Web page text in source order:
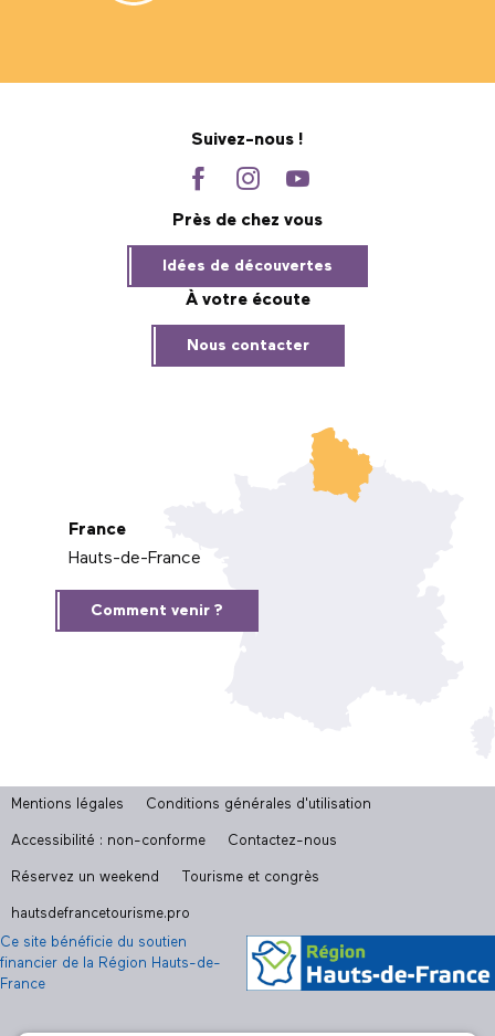
Suivez-nous !
Près de chez vous
Idées de découvertes
À votre écoute
Nous contacter
France
Hauts-de-France
Comment venir ?
Mentions légales Conditions générales d'utilisation
Accessibilité : non-conforme Contactez-nous
Réservez un weekend Tourisme et congrès
hautsdefrancetourisme.pro
Ce site bénéficie du soutien
financier de la Région Hauts-de-
France